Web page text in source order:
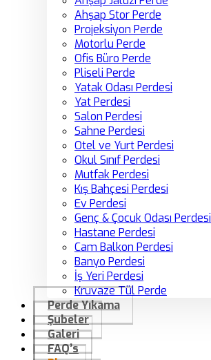
Ahşap Stor Perde
Projeksiyon Perde
Motorlu Perde
Ofis Büro Perde
Pliseli Perde
Yatak Odası Perdesi
Yat Perdesi
Salon Perdesi
Sahne Perdesi
Otel ve Yurt Perdesi
Okul Sınıf Perdesi
Mutfak Perdesi
Kış Bahçesi Perdesi
Ev Perdesi
Genç & Çocuk Odası Perdesi
Hastane Perdesi
Cam Balkon Perdesi
Banyo Perdesi
İş Yeri Perdesi
Kruvaze Tül Perde
Perde Yıkama
Şubeler
Galeri
FAQ’s